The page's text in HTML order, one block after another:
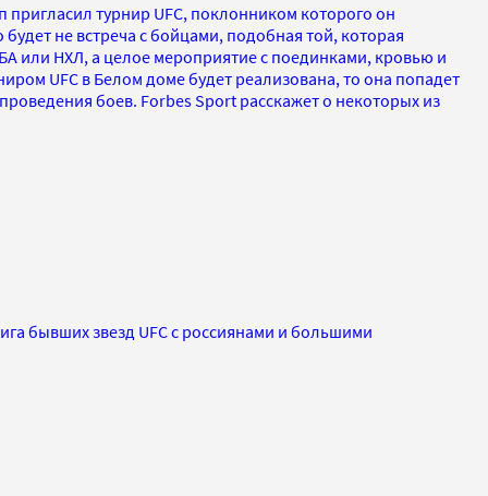
турнир UFC, поклонником которого он
не встреча с бойцами, подобная той, которая
или НХЛ, а целое мероприятие с поединками, кровью и
UFC в Белом доме будет реализована, то она попадет
боев. Forbes Sport расскажет о некоторых из
бывших звезд UFC с россиянами и большими